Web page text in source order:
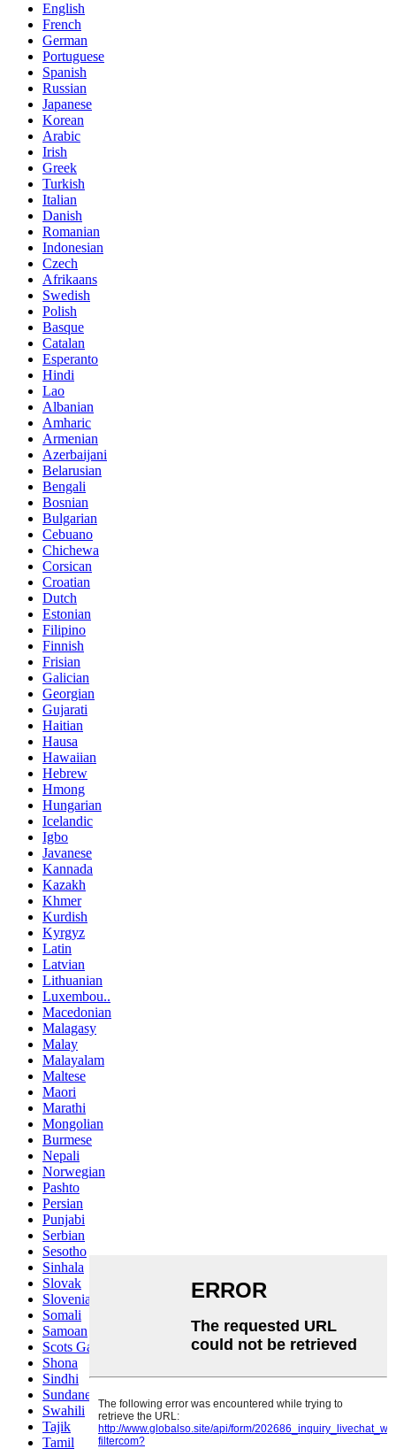
English
French
German
Portuguese
Spanish
Russian
Japanese
Korean
Arabic
Irish
Greek
Turkish
Italian
Danish
Romanian
Indonesian
Czech
Afrikaans
Swedish
Polish
Basque
Catalan
Esperanto
Hindi
Lao
Albanian
Amharic
Armenian
Azerbaijani
Belarusian
Bengali
Bosnian
Bulgarian
Cebuano
Chichewa
Corsican
Croatian
Dutch
Estonian
Filipino
Finnish
Frisian
Galician
Georgian
Gujarati
Haitian
Hausa
Hawaiian
Hebrew
Hmong
Hungarian
Icelandic
Igbo
Javanese
Kannada
Kazakh
Khmer
Kurdish
Kyrgyz
Latin
Latvian
Lithuanian
Luxembou..
Macedonian
Malagasy
Malay
Malayalam
Maltese
Maori
Marathi
Mongolian
Burmese
Nepali
Norwegian
Pashto
Persian
Punjabi
Serbian
Sesotho
Sinhala
Slovak
Slovenian
Somali
Samoan
Scots Gaelic
Shona
Sindhi
Sundanese
Swahili
Tajik
Tamil